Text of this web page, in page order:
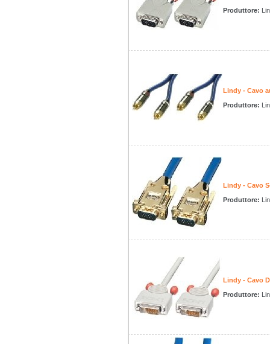
Produttore:
Lindy - Cavo
Produttore:
Lindy - Cavo
Produttore:
Lindy - Cavo
Produttore: